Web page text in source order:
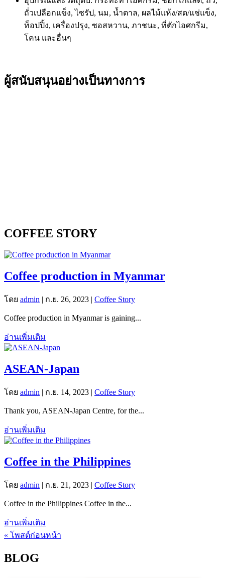
ถั่วเปลือกแข็ง, ไซรัป, นม, น้ำตาล, ผลไม้แห้ง/สด/แช่แข็ง,
ท็อปปิ้ง, เครื่องปรุง, ซอสหวาน, ภาชนะ, ที่ตักไอศกรีม,
โคน และอื่นๆ
ผู้สนับสนุนอย่างเป็นทางการ
COFFEE STORY
Coffee production in Myanmar
โดย admin | ก.ย. 26, 2023 | Coffee Story
Coffee production in Myanmar is gaining...
อ่านเพิ่มเติม
ASEAN-Japan
โดย admin | ก.ย. 14, 2023 | Coffee Story
Thank you, ASEAN-Japan Centre, for the...
อ่านเพิ่มเติม
Coffee in the Philippines
โดย admin | ก.ย. 21, 2023 | Coffee Story
Coffee in the Philippines Coffee in the...
อ่านเพิ่มเติม
« โพสต์ก่อนหน้า
BLOG